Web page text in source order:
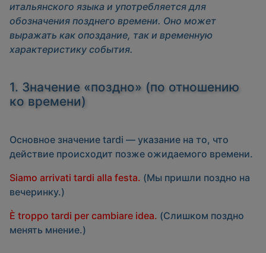
итальянского языка и употребляется для
обозначения позднего времени. Оно может
выражать как опоздание, так и временную
характеристику события.
1. Значение «поздно» (по отношению
ко времени)
Основное значение tardi — указание на то, что
действие происходит позже ожидаемого времени.
Siamo arrivati tardi alla festa. (Мы пришли поздно на
вечеринку.)
È troppo tardi per cambiare idea. (Слишком поздно
менять мнение.)